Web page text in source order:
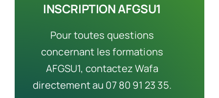
INSCRIPTION AFGSU1
Pour toutes questions
concernant les formations
AFGSU1, contactez Wafa
directement au 07 80 91 23 35.